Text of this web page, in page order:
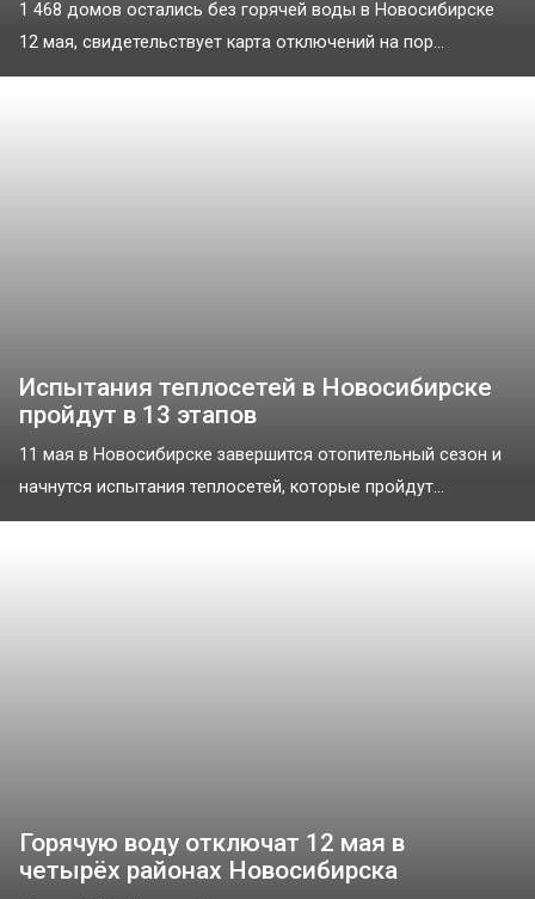
1 468 домов остались без горячей воды в Новосибирске
12 мая, свидетельствует карта отключений на пор...
Испытания теплосетей в Новосибирске
пройдут в 13 этапов
11 мая в Новосибирске завершится отопительный сезон и
начнутся испытания теплосетей, которые пройдут...
Горячую воду отключат 12 мая в
четырёх районах Новосибирска